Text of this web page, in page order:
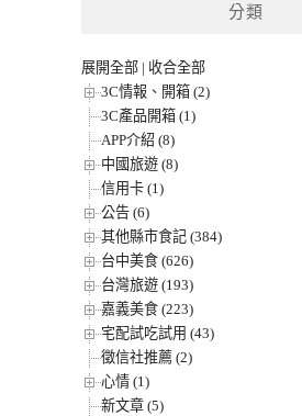
分類
展開全部 | 收合全部
3C情報、開箱 (2)
3C產品開箱 (1)
APP介紹 (8)
中國旅遊 (8)
信用卡 (1)
公告 (6)
其他縣市食記 (384)
台中美食 (626)
台灣旅遊 (193)
嘉義美食 (223)
宅配試吃試用 (43)
徵信社推薦 (2)
心情 (1)
新文章 (5)